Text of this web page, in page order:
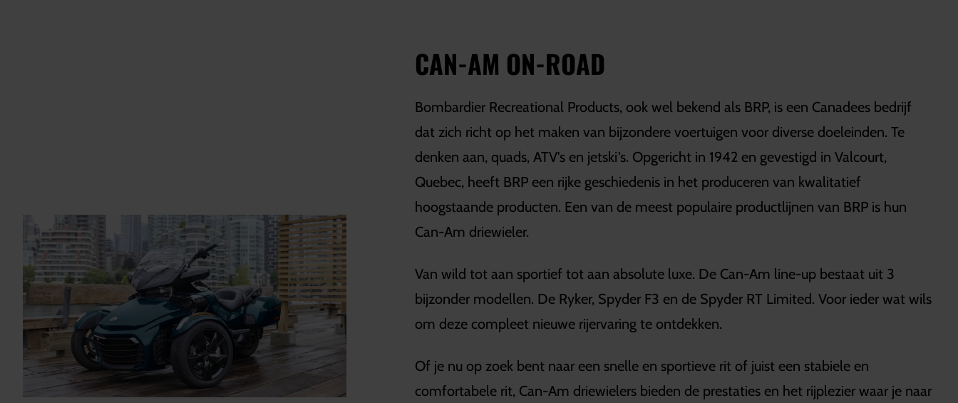
CAN-AM ON-ROAD
Bombardier Recreational Products, ook wel bekend als BRP, is een Canadees bedrijf
dat zich richt op het maken van bijzondere voertuigen voor diverse doeleinden. Te
denken aan, quads, ATV's en jetski's. Opgericht in 1942 en gevestigd in Valcourt,
Quebec, heeft BRP een rijke geschiedenis in het produceren van kwalitatief
hoogstaande producten. Een van de meest populaire productlijnen van BRP is hun
Can-Am driewieler.
Van wild tot aan sportief tot aan absolute luxe. De Can-Am line-up bestaat uit 3
bijzonder modellen. De Ryker, Spyder F3 en de Spyder RT Limited. Voor ieder wat wils
om deze compleet nieuwe rijervaring te ontdekken.
Of je nu op zoek bent naar een snelle en sportieve rit of juist een stabiele en
comfortabele rit, Can-Am driewielers bieden de prestaties en het rijplezier waar je naar